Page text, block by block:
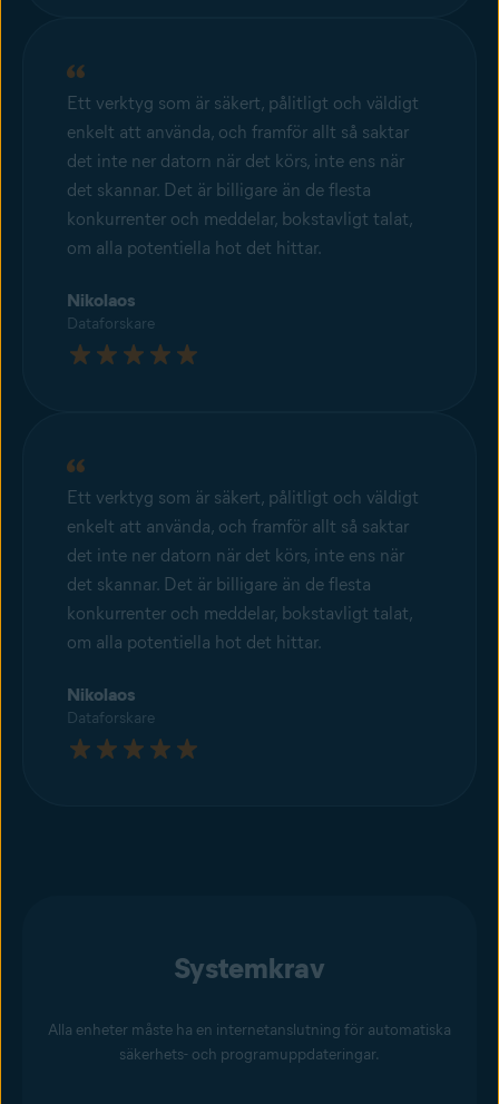
Ett verktyg som är säkert, pålitligt och väldigt
enkelt att använda, och framför allt så saktar
det inte ner datorn när det körs, inte ens när
det skannar. Det är billigare än de flesta
konkurrenter och meddelar, bokstavligt talat,
om alla potentiella hot det hittar.
Nikolaos
Dataforskare
Ett verktyg som är säkert, pålitligt och väldigt
enkelt att använda, och framför allt så saktar
det inte ner datorn när det körs, inte ens när
det skannar. Det är billigare än de flesta
konkurrenter och meddelar, bokstavligt talat,
om alla potentiella hot det hittar.
Nikolaos
Dataforskare
Systemkrav
Alla enheter måste ha en internetanslutning för automatiska
säkerhets- och programuppdateringar.